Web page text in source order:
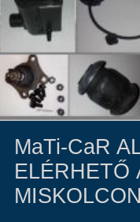
MaTi-CaR
ELÉRHETŐ